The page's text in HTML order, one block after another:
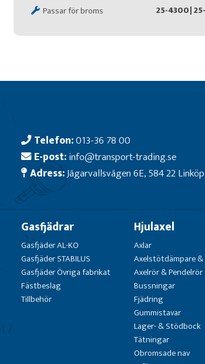
Passar för broms
25-4300|
Telefon:013-36 78 00
E-post:info@transport-trading.se
Adress:Jägarvallsvägen 6E, 584 22
Gasfjädrar
Gasfjäder AL-KO
Gasfjäder STABILUS
Gasfjäder Övriga fabrikat
Fästbeslag
Tillbehör
Hjulaxel
Axlar
Axelstötdämpare
Axelrör & Pendelrör
Bussningar
Fjädring
Gummistavar
Lager- & Stödbock
Tätningar
Obromsade nav